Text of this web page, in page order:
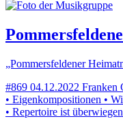
„Pommersfeldener
#869 04.12.2022 Franken
• Eigenkompositionen •
• Repertoire ist